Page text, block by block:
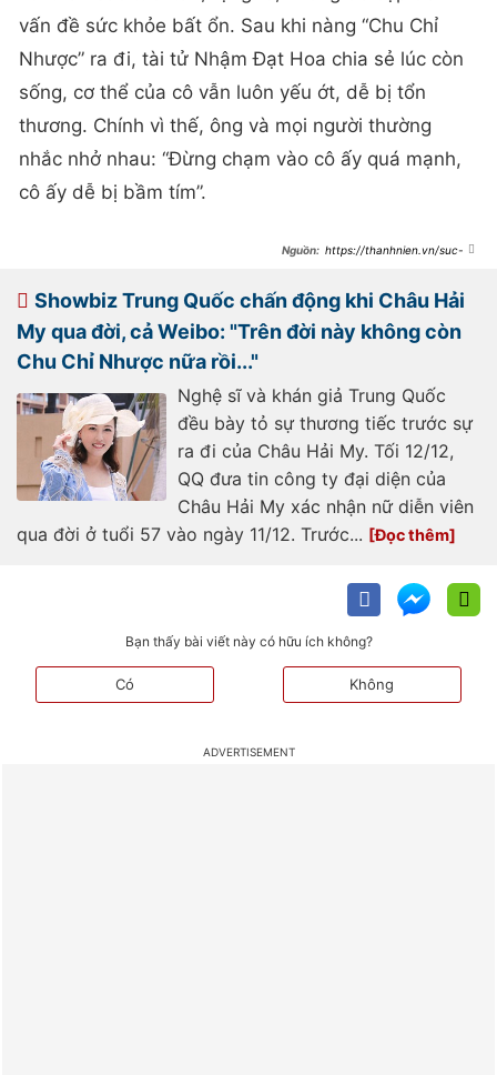
vấn đề sức khỏe bất ổn. Sau khi nàng “Chu Chỉ
Nhược” ra đi, tài tử Nhậm Đạt Hoa chia sẻ lúc còn
sống, cơ thể của cô vẫn luôn yếu ớt, dễ bị tổn
thương. Chính vì thế, ông và mọi người thường
nhắc nhở nhau: “Đừng chạm vào cô ấy quá mạnh,
cô ấy dễ bị bầm tím”.
https://thanhnien.vn/suc-
Showbiz Trung Quốc chấn động khi Châu Hải
My qua đời, cả Weibo: "Trên đời này không còn
Chu Chỉ Nhược nữa rồi..."
Nghệ sĩ và khán giả Trung Quốc
đều bày tỏ sự thương tiếc trước sự
ra đi của Châu Hải My. Tối 12/12,
QQ đưa tin công ty đại diện của
Châu Hải My xác nhận nữ diễn viên
qua đời ở tuổi 57 vào ngày 11/12. Trước...
Bạn thấy bài viết này có hữu ích không?
Có Không